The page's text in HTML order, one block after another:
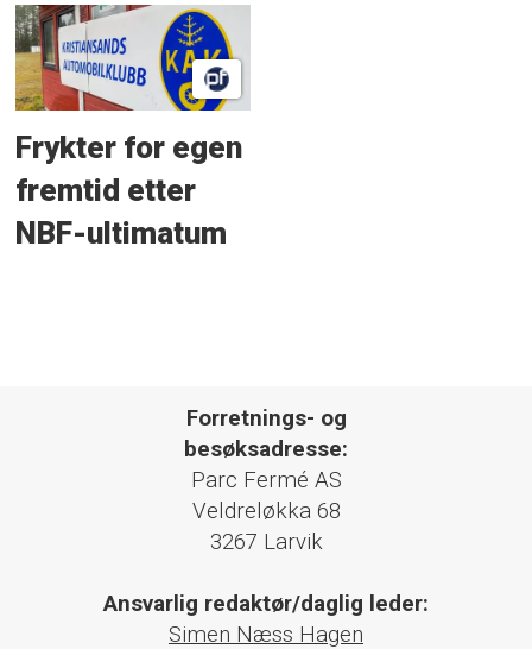
Frykter for egen
fremtid etter
NBF-ultimatum
Forretnings- og
besøksadresse:
Parc Fermé AS
Veldreløkka 68
3267 Larvik
Ansvarlig redaktør/daglig leder:
Simen Næss Hagen